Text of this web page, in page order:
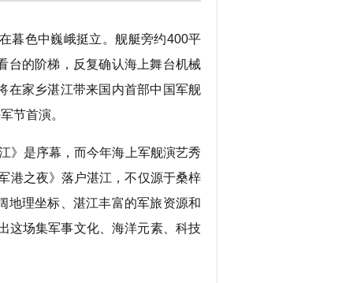
色中巍峨挺立。舰艇旁约400平
台的阶梯，反复确认海上舞台机械
在家乡湛江带来国内首部中国军舰
节首演。
是序幕，而今年海上军舰演艺秀
港之夜》落户湛江，不仅源于桑梓
地理坐标、湛江丰富的军旅资源和
这场集军事文化、海洋元素、科技